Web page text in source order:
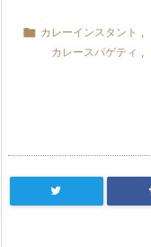
 カレーインスタント ,
カレースパゲティ ,